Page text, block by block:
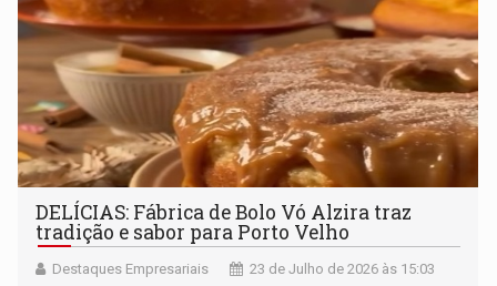
DELÍCIAS: Fábrica de Bolo Vó Alzira traz
tradição e sabor para Porto Velho
Destaques Empresariais 23 de Julho de 2026 às 15:03